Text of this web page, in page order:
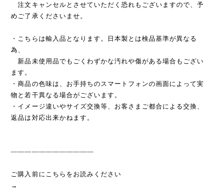
注文キャンセルとさせていただく恐れもございますので、予
めご了承くださいませ。
・こちらは輸入品となります。日本製とは検品基準が異なる
為、
新品未使用品でもごくわずかな汚れや傷がある場合もござい
ます。
・商品の色味は、お手持ちのスマートフォンの画面によって実
物と若干異なる場合がございます。
・イメージ違いやサイズ交換等、お客さまご都合による交換、
返品は対応出来かねます。
————————————
ご購入前にこちらをお読みください
→